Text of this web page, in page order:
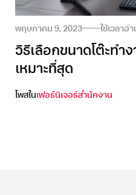
พฤษภาคม 9, 2023 ใช้เวลาอ่า
วิธีเลือกขนาดโต๊ะทำ
เหมาะที่สุด
โพสในเฟอร์นิเจอร์สำนักงาน